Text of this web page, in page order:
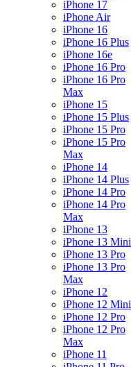
iPhone 17
iPhone Air
iPhone 16
iPhone 16 Plus
iPhone 16e
iPhone 16 Pro
iPhone 16 Pro
Max
iPhone 15
iPhone 15 Plus
iPhone 15 Pro
iPhone 15 Pro
Max
iPhone 14
iPhone 14 Plus
iPhone 14 Pro
iPhone 14 Pro
Max
iPhone 13
iPhone 13 Mini
iPhone 13 Pro
iPhone 13 Pro
Max
iPhone 12
iPhone 12 Mini
iPhone 12 Pro
iPhone 12 Pro
Max
iPhone 11